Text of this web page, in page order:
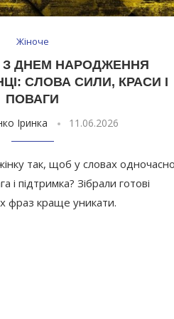
Жіноче
З ДНЕМ НАРОДЖЕННЯ
СЛОВА СИЛИ, КРАСИ І
ПОВАГИ
Іринка 11.06.2026
так, щоб у словах
і підтримка? Зібрали готові
фраз краще уникати.